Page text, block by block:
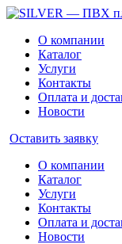
О компании
Каталог
Услуги
Контакты
Оплата и
Новости
Оставить заявку
О компании
Каталог
Услуги
Контакты
Оплата и
Новости